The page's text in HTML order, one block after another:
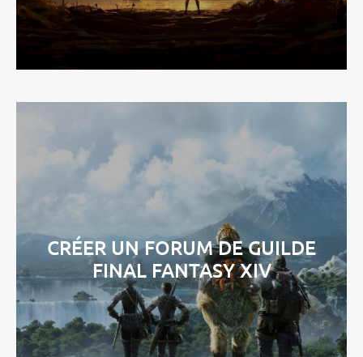
CRÉER UN FORUM DE GUILDE
FINAL FANTASY XIV